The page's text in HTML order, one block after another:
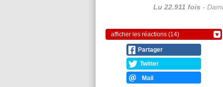
Lu 22.911 fois -
afficher les réactions (14)
Partager
Twitter
Mail